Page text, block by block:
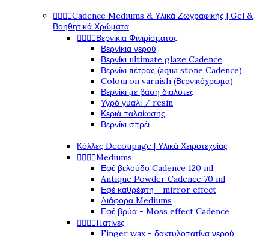
Cadence Mediums & Υλικά Ζωγραφικής | Gel &
Βοηθητικά Χρώματα
Βερνίκια Φινιρίσματος
Βερνίκια νερού
Βερνίκι ultimate glaze Cadence
Βερνίκι πέτρας (aqua stone Cadence)
Colouron varnish (Βερνικόχρωμα)
Βερνίκι με βάση διαλύτες
Υγρό γυαλί / resin
Κεριά παλαίωσης
Βερνίκι σπρέι
Κόλλες Decoupage | Υλικά Χειροτεχνίας
Mediums
Εφέ βελούδο Cadence 120 ml
Antique Powder Cadence 70 ml
Εφέ καθρέφτη - mirror effect
Διάφορα Mediums
Εφέ βρύα - Moss effect Cadence
Πατίνες
Finger wax - δακτυλοπατίνα νερού